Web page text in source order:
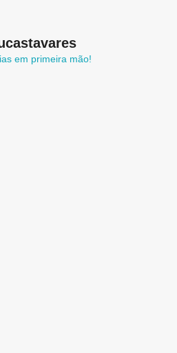
em primeira mão!